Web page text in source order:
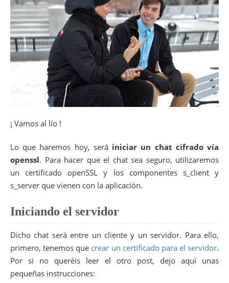
¡ Vamos al lío !
Lo que haremos hoy, será iniciar un chat cifrado vía
openssl. Para hacer que el chat sea seguro, utilizaremos
un certificado openSSL y los componentes s_client y
s_server que vienen con la aplicación.
Iniciando el servidor
Dicho chat será entre un cliente y un servidor. Para ello,
primero, tenemos que crear un certificado para el servidor.
Por si no queréis leer el otro post, dejo aquí unas
pequeñas instrucciones: